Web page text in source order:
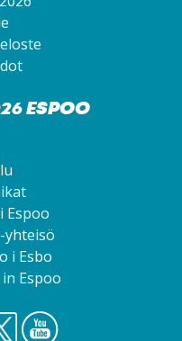
ESPOO
Espoo
yhteisö
i Esbo
Espoo